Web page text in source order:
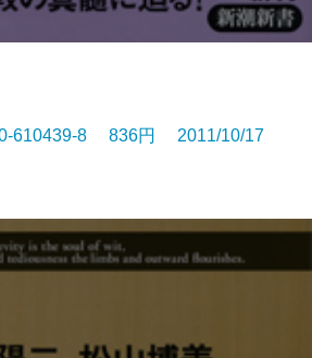
610439-8 836円 2011/10/17